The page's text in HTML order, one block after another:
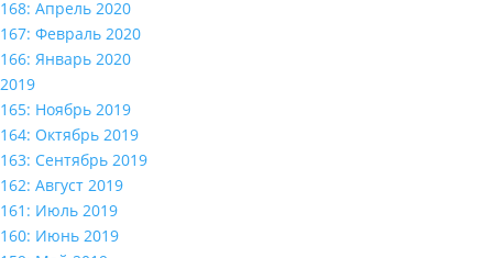
168: Апрель 2020
167: Февраль 2020
166: Январь 2020
2019
165: Ноябрь 2019
164: Октябрь 2019
163: Сентябрь 2019
162: Август 2019
161: Июль 2019
160: Июнь 2019